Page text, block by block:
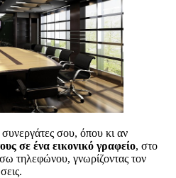
συνεργάτες σου, όπου κι αν
σε ένα εικονικό γραφείο, στο
τηλεφώνου, γνωρίζοντας τον